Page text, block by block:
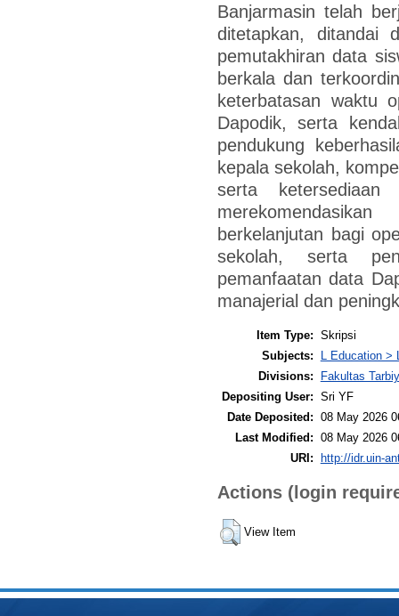
Banjarmasin telah
ditetapkan, ditandai
pemutakhiran data
berkala dan
keterbatasan waktu
Dapodik, serta
pendukung
kepala sekolah,
serta
berkelanjutan bagi
sekolah, serta
pemanfaatan data
manajerial dan
Item Type: Skripsi
Subjects:
L Education >
Divisions:
Fakultas
Depositing User: Sri YF
Date Deposited: 08 May 2026
Last Modified: 08 May 2026
URI: http://idr.uin-
Actions (login
View Item